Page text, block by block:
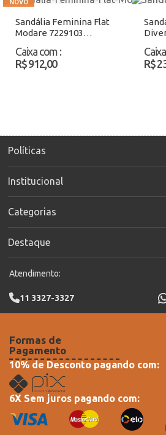
Sandália Feminina Flat
Modare 7229103
Caixa com :
R$ 912,00
R$
Políticas
Institucional
Categorias
Destaque
Atendimento:
11 3327-3327
Formas de
Pagamento
10% de Desconto pagando com:
6X Sem juros pagando com: